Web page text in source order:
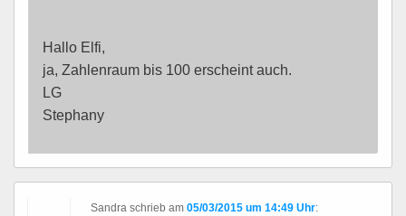
Hallo Elfi,
ja, Zahlenraum bis 100 erscheint auch.
LG
Stephany
Sandra schrieb am05/03/2015 um 14:49 Uhr: